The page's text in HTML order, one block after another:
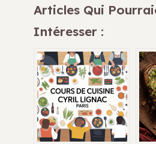
Articles Qui
Intéresser :